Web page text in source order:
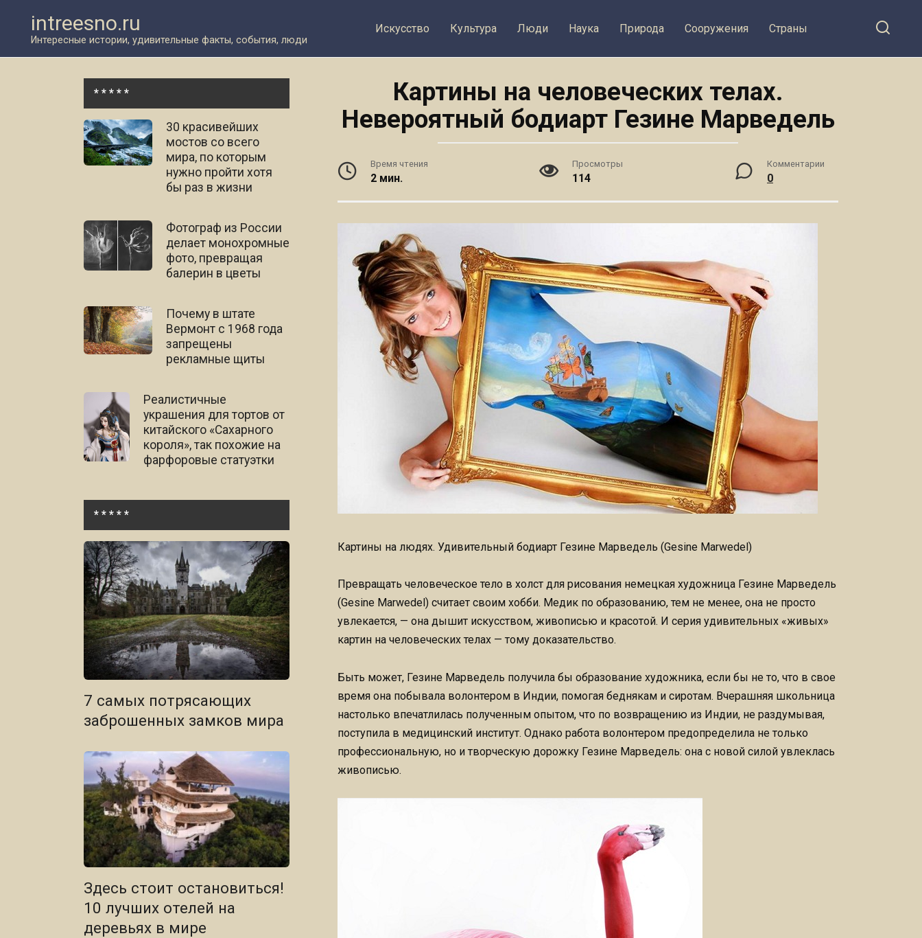
контенту
intreesno.ru
Интересные истории, удивительные факты, события, люди
Искусство Культура Люди Наука Природа Сооружения Страны
Картины на человеческих телах.
Невероятный бодиарт Гезине Марведель
Время чтения
2 мин.
Просмотры
114
Комментарии
0
Картины на людях. Удивительный бодиарт Гезине Марведель (Gesine Marwedel)
Превращать человеческое тело в холст для рисования немецкая художница Гезине Марведель
(Gesine Marwedel) считает своим хобби. Медик по образованию, тем не менее, она не просто
увлекается, — она дышит искусством, живописью и красотой. И серия удивительных «живых»
картин на человеческих телах — тому доказательство.
Быть может, Гезине Марведель получила бы образование художника, если бы не то, что в свое
время она побывала волонтером в Индии, помогая беднякам и сиротам. Вчерашняя школьница
настолько впечатлилась полученным опытом, что по возвращению из Индии, не раздумывая,
поступила в медицинский институт. Однако работа волонтером предопределила не только
профессиональную, но и творческую дорожку Гезине Марведель: она с новой силой увлеклась
живописью.
* * * * *
30 красивейших
мостов со всего
мира, по которым
нужно пройти хотя
бы раз в жизни
Фотограф из России
делает монохромные
фото, превращая
балерин в цветы
Почему в штате
Вермонт с 1968 года
запрещены
рекламные щиты
Реалистичные
украшения для тортов от
китайского «Сахарного
короля», так похожие на
фарфоровые статуэтки
* * * * *
7 самых потрясающих
заброшенных замков мира
Здесь стоит остановиться!
10 лучших отелей на
деревьях в мире